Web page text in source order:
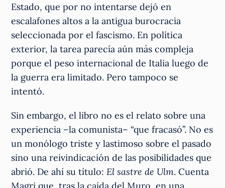
Estado, que por no intentarse dejó en
escalafones altos a la antigua burocracia
seleccionada por el fascismo. En política
exterior, la tarea parecía aún más compleja
porque el peso internacional de Italia luego de
la guerra era limitado. Pero tampoco se
intentó.
Sin embargo, el libro no es el relato sobre una
experiencia –la comunista– “que fracasó”. No es
un monólogo triste y lastimoso sobre el pasado
sino una reivindicación de las posibilidades que
abrió. De ahí su título:El sastre de Ulm. Cuenta
Magri que, tras la caída del Muro, en una